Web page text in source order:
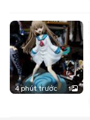
4 phút trước 1